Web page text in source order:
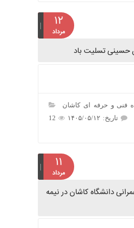
مرداد
تسلیت باد
حرفه ای کاشان
۰۵/۱۲
12
مرداد
کاشان در نیمه